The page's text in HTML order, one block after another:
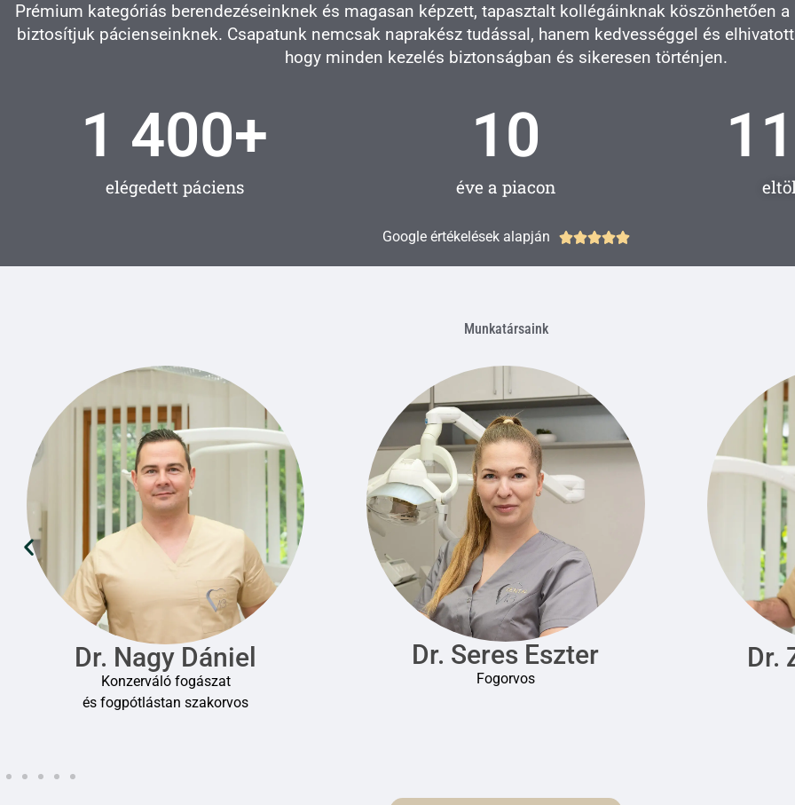
Prémium kategóriás berendezéseinknek és magasan képzett, tapasztalt kollégáinknak köszönhetően
biztosítjuk pácienseinknek. Csapatunk nemcsak naprakész tudással, hanem kedvességgel és
hogy minden kezelés biztonságban és sikeresen történjen.
elégedett páciens
1 400+
éve a piacon
10
Google értékelések alapján 
o
Munkatársaink
Dr. Seres Eszter
Fogorvos
Dr. Záhony Péter
Fogorvos
Dr.